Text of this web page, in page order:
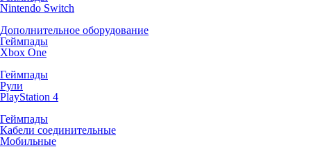
Nintendo Switch
Дополнительное оборудование
Геймпады
Xbox One
Геймпады
Рули
PlayStation 4
Геймпады
Кабели соединительные
Мобильные